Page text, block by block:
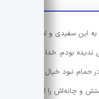
به این سفیدی و لطیفی
بودم. خدا برای دوستی دل
حمام نبود خیال می‌کردم
و چانه‌اش را از دست او